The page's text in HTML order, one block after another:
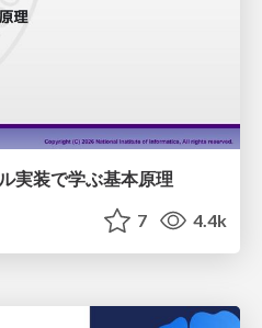
実装で学ぶ基本原理
7 4.4k